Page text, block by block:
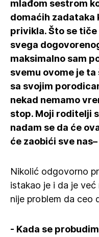
mlađom sestrom
domaćih zadataka
privikla. Što se
svega
maksimalno sam
svemu ovome je
sa svojim
nekad nemamo
stop. Moji roditelji
nadam se da će
će zaobići sve nas–
Nikolić odgovorno
istakao je i da je već
nije problem da ceo
- Kada se